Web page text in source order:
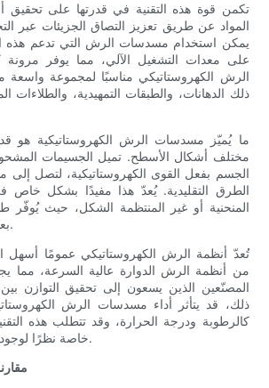
تكمن قوة هذه التقنية في قدرتها على
المواد عن طريق تعزيز التصاق الجزيئات عبر
يمكن استخدام مسدسات الرش التي تدعم هذه
على معدات التشغيل الآلي، مما يوفر مرونة
الرش الكهروستاتيكي مناسبًا لمجموعة واسعة
ذلك الدهانات، والطبقات التمهيدية،
ما يُميّز مسدسات الرش الكهروستاتيكية هو
مختلف أشكال الأسطح. تميل الجسيمات
الجسم بفعل القوى الكهروستاتيكية، لتصل إلى
الطرق التقليدية. يُعدّ هذا مفيدًا بشكل
المنحنية أو غير المنتظمة الشكل، حيث يُوفّر
بعدد أقل من التمريرات.
تُعدّ أنظمة الرش الكهروستاتيكي عمومًا أسهل
من أنظمة الرش الدوارة عالية السرعة، مما
المصنّعين الذين يسعون إلى تحقيق التوازن
ذلك، قد يتأثر أداء مسدسات الرش
كالرطوبة ودرجة الحرارة، وقد تتطلب هذه
خاصة نظرًا لوجود معدات ذات جهد عالٍ.